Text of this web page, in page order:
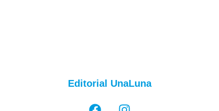
Editorial UnaLuna